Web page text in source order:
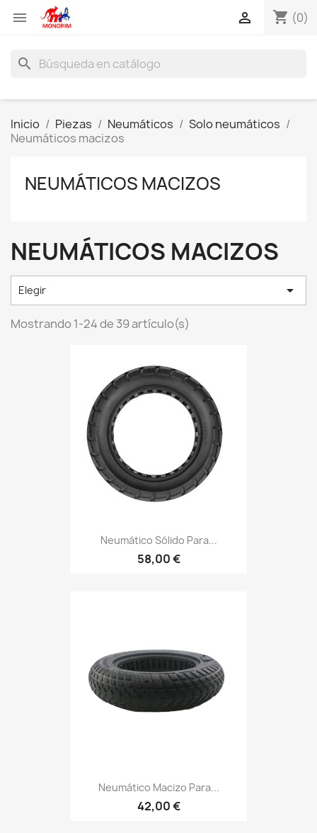
 shopping_cart (0)

search
Inicio Piezas Neumáticos
Solo neumáticos
Neumáticos macizos
NEUMÁTICOS MACIZOS
NEUMÁTICOS MACIZOS
Elegir 
Mostrando 1-24 de 39 artículo(s)
Neumático Sólido Para...
58,00 €
Neumático Macizo Para...
42,00 €